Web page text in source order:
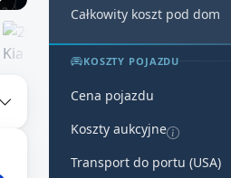
Całkowity koszt pod dom
KOSZTY POJAZDU
Cena pojazdu
Koszty aukcyjne
Transport do portu (USA)